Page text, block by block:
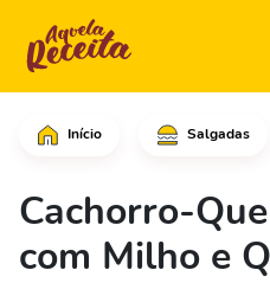
Início Salgadas
Cachorro-
com Milho e
Em uma chapa